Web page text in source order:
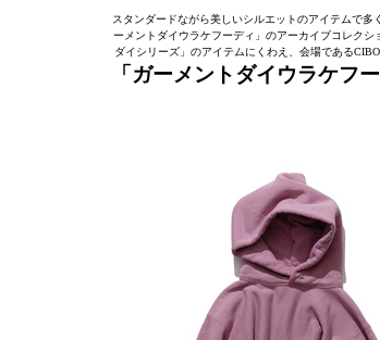
スタンダードながら美しいシルエットのアイテムで多
ーメントダイウラケフーディ」のアーカイブコレク
ダイシリーズ」のアイテムにくわえ、会場である
「ガーメントダイウラケフ